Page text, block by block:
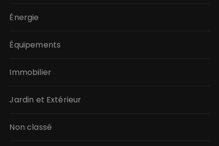
Énergie
Équipements
Immobilier
Jardin et Extérieur
Non classé